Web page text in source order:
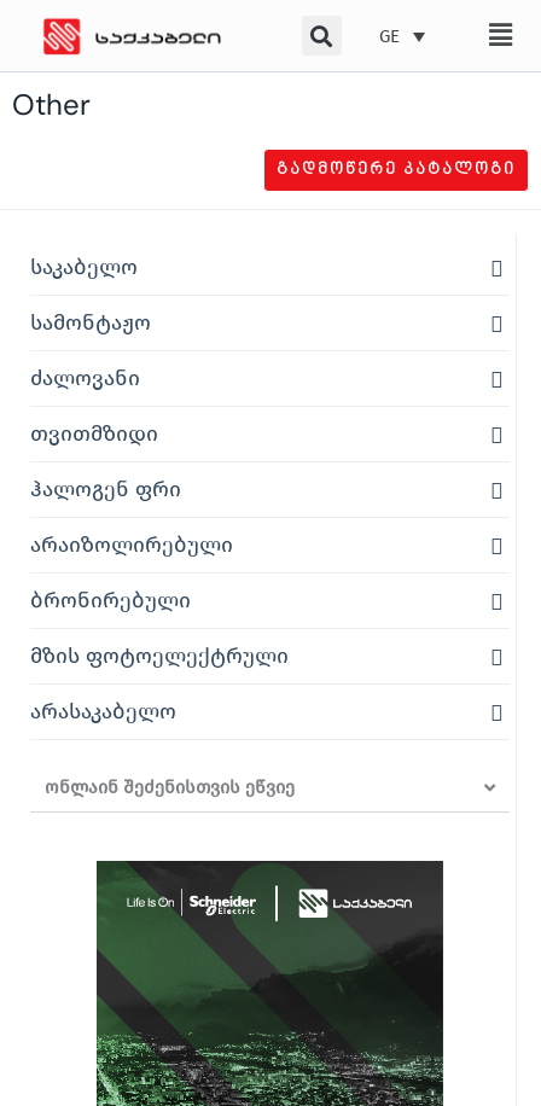
content
GE
Other
ᲒᲐᲓᲛᲝᲬᲔᲠᲔ ᲙᲐᲢᲐᲚᲝᲒᲘ
საკაბელო
სამონტაჟო
ძალოვანი
თვითმზიდი
ჰალოგენ ფრი
არაიზოლირებული
ბრონირებული
მზის ფოტოელექტრული
არასაკაბელო
ონლაინ შეძენისთვის ეწვიე